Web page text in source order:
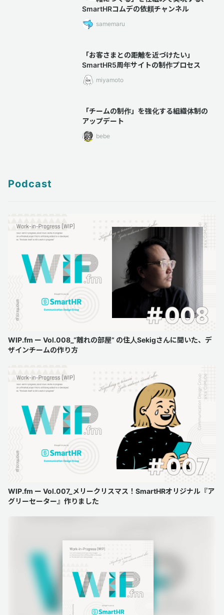
SmartHRコムデの依頼チャンネル
samemaru
「お客さまとの距離を近づけたい」
SmartHR5周年サイトの制作プロセス
miyamoto
「チームの制作」を強化する組織体制の
アップデート
bebe
Podcast
WIP.fm ー Vol.008_“離れの部屋” の住人Sekigさんに聞いた、デ
ザインチームの作り方
WIP.fm ー Vol.007_メリークリスマス！SmartHRオリジナル『ア
グリーセーター』作りました